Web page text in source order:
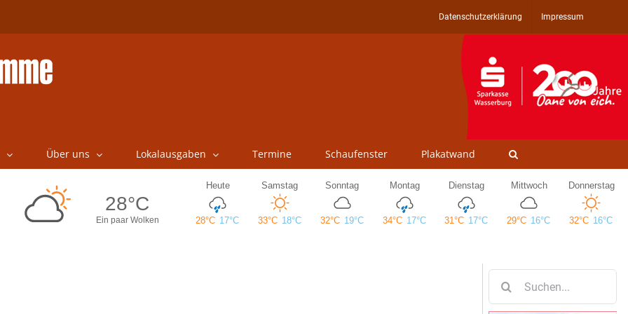
Datenschutzerklärung Impressum
Über uns Lokalausgaben Termine Schaufenster Plakatwand
nach: